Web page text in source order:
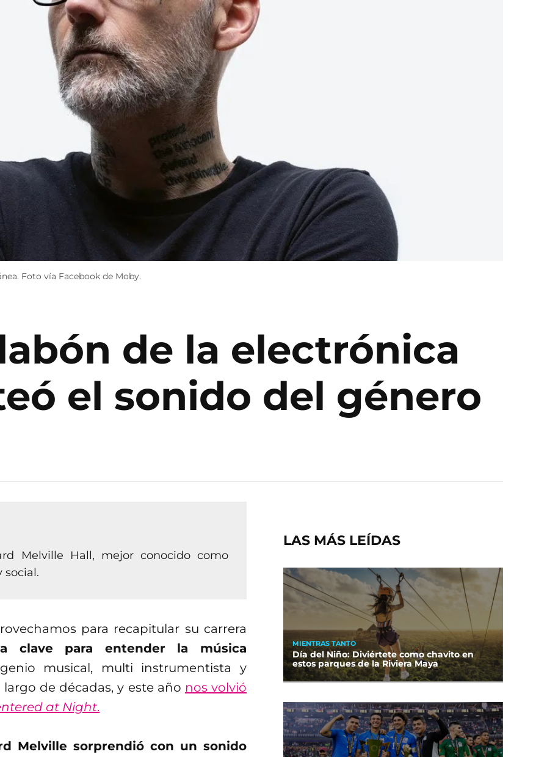
Foto vía Facebook de Moby.
de la electrónica
el sonido del género
Melville Hall, mejor conocido como
social.
para recapitular su carrera
clave para entender la música
musical, multi instrumentista y
de décadas, y este año nos volvió
at Night.
Melville sorprendió con un sonido
LAS MÁS LEÍDAS
MIENTRAS TANTO
Día del Niño: Diviértete como chavito en
estos parques de la Riviera Maya